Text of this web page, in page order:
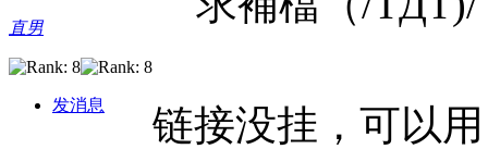
直男
发消息 链接没挂，可以用